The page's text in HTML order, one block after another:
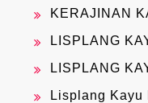
KERAJINAN
LISPLANG
LISPLANG
Lisplang Kayu